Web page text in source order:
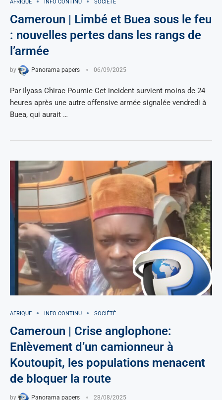
AFRIQUE INFO CONTINU SOCIÉTÉ
Cameroun | Limbé et Buea sous le feu
: nouvelles pertes dans les rangs de
l’armée
by Panorama papers 06/09/2025
Par Ilyass Chirac Poumie Cet incident survient moins de 24
heures après une autre offensive armée signalée vendredi à
Buea, qui aurait …
AFRIQUE INFO CONTINU SOCIÉTÉ
Cameroun | Crise anglophone:
Enlèvement d’un camionneur à
Koutoupit, les populations menacent
de bloquer la route
by Panorama papers 28/08/2025